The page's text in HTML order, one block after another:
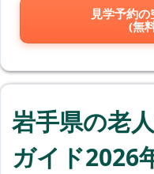
見学予約
(無
岩手県の老
ガイド2026